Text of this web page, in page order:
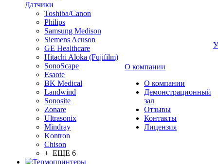
Датчики
Toshiba/Canon
Philips
Samsung Medison
Siemens Acuson
GE Healthcare
Hitachi Aloka (Fujifilm)
SonoScape
Esaote
BK Medical
Landwind
Sonosite
Zonare
Ultrasonix
Mindray
Kontron
Chison
+ ЕЩЕ 6
О компании
О компании
Демонстрационный
зал
Отзывы
Контакты
Лицензия